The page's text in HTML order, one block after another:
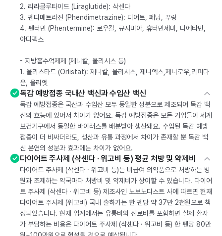
2. 리라클루타이드 (Liraglutide): 삭센다
3. 펜디메트라진 (Phendimetrazine): 디어트, 페닝, 푸링
4. 펜터민 (Phentermine): 로우칼, 큐시미아, 휴터민세미, 디에타민,
아디펙스
- 지방흡수억제제 (제니칼, 올리시스 등)
1. 올리스타트 (Orlistat): 제니칼, 올리시스, 제니엑스,제니로우,리피다
운, 올리엣
독감 예방접종 국내산 백신과 수입산 백신
독감 예방접종은 국산과 수입산 모두 동일한 성분으로 제조되어 독감 백
신의 효능에 있어서 차이가 없어요. 독감 예방접종은 모든 기업들이 세계
보건기구에서 동일한 바이러스를 배분받아 생산돼요. 수입된 독감 예방
접종이 더 비싸더라도, 생산과 유통 과정에서 차이가 존재할 뿐 독감 백
신 본연의 성분과 효과에는 차이가 없어요.
다이어트 주사제 (삭센다 · 위고비 등) 평균 처방 및 약제비
다이어트 주사제 (삭센다 · 위고비 등)는 비급여 의약품으로 처방하는 병
원과 조제하는 약국마다 처방비 및 약제비가 상이할 수 있습니다. 다이어
트 주사제 (삭센다 · 위고비 등) 제조사인 노보노디스트 사에 따르면 현재
다이어트 주사제 (위고비) 국내 출하가는 한 펜당 약 37만 2천원으로 책
정되었습니다. 현재 업계에서는 유통비와 진료비를 포함하면 실제 환자
가 부담하는 비용은 다이어트 주사제 (삭센다 · 위고비 등) 한 펜당 80만